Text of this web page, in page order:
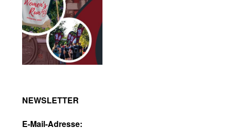
NEWSLETTER
E-Mail-Adresse: